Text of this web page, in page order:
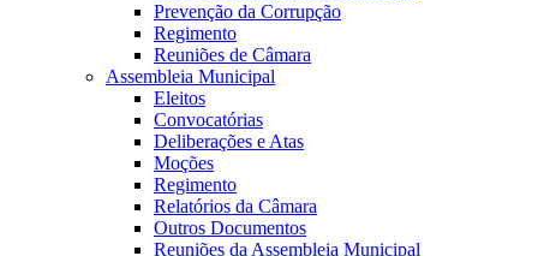
Prevenção da Corrupção
Regimento
Reuniões de Câmara
Assembleia Municipal
Eleitos
Convocatórias
Deliberações e Atas
Moções
Regimento
Relatórios da Câmara
Outros Documentos
Reuniões da Assembleia Municipal